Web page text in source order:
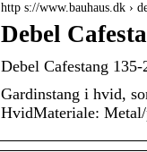
http s://www.bauhaus.dk ›
Debel
Debel Cafestang
Gardinstang i hvid,
HvidMateriale: